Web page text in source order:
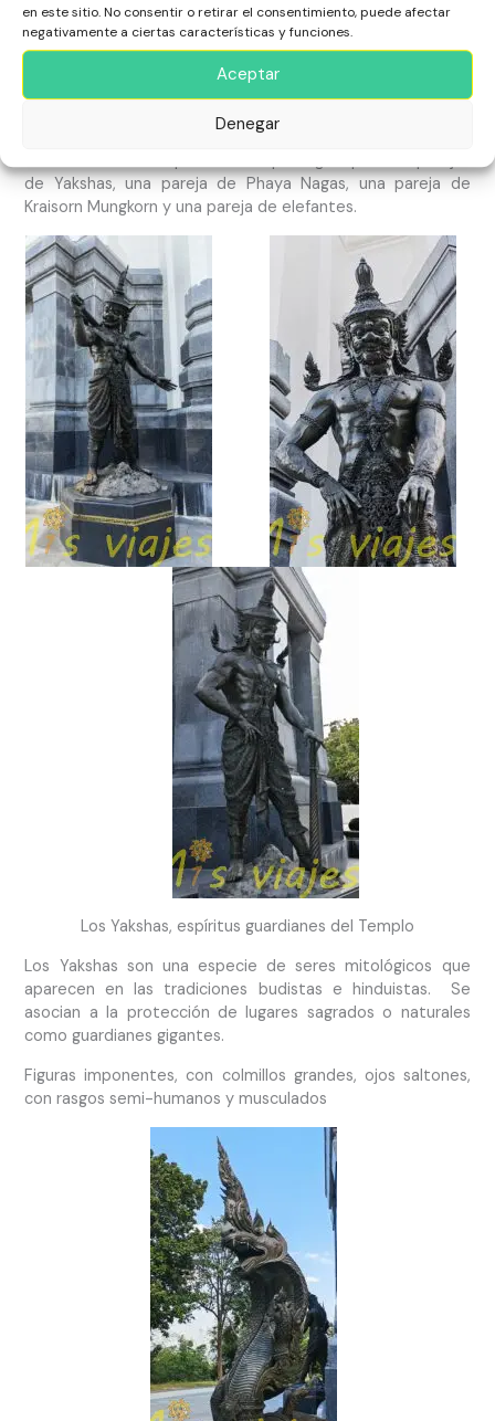
en este sitio. No consentir o retirar el consentimiento, puede afectar
negativamente a ciertas características y funciones.
Aceptar
Denegar
¿Qué significan estos seres que rodean el Templo?
de Yakshas, una pareja de Phaya Nagas, una pareja de
Kraisorn Mungkorn y una pareja de elefantes.
Los Yakshas, espíritus guardianes del Templo
Los Yakshas son una especie de seres mitológicos que
aparecen en las tradiciones budistas e hinduistas. Se
asocian a la protección de lugares sagrados o naturales
como guardianes gigantes.
Figuras imponentes, con colmillos grandes, ojos saltones,
con rasgos semi-humanos y musculados